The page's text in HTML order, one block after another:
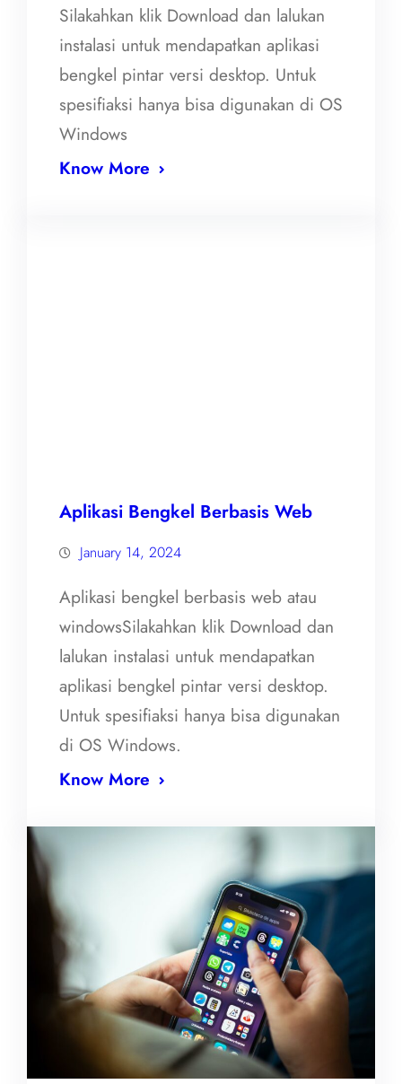
Silakahkan klik Download dan lalukan
instalasi untuk mendapatkan aplikasi
bengkel pintar versi desktop. Untuk
spesifiaksi hanya bisa digunakan di OS
Windows
Know More
Aplikasi Bengkel Berbasis Web
January 14, 2024
Aplikasi bengkel berbasis web atau
windowsSilakahkan klik Download dan
lalukan instalasi untuk mendapatkan
aplikasi bengkel pintar versi desktop.
Untuk spesifiaksi hanya bisa digunakan
di OS Windows.
Know More